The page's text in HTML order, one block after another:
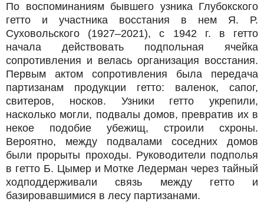
По воспоминаниям бывшего узника Глубокского
гетто и участника восстания в нем Я. Р.
Суховольского (1927–2021), с 1942 г. в гетто
начала действовать подпольная ячейка
сопротивления и велась организация восстания.
Первым актом сопротивления была передача
партизанам продукции гетто: валенок, сапог,
свитеров, носков. Узники гетто укрепили,
насколько могли, подвалы домов, превратив их в
некое подобие убежищ, строили схроны.
Вероятно, между подвалами соседних домов
были прорыты проходы. Руководители подполья
в гетто Б. Цымер и Мотке Ледерман через тайный
ходподдерживали связь между гетто и
базировавшимися в лесу партизанами.